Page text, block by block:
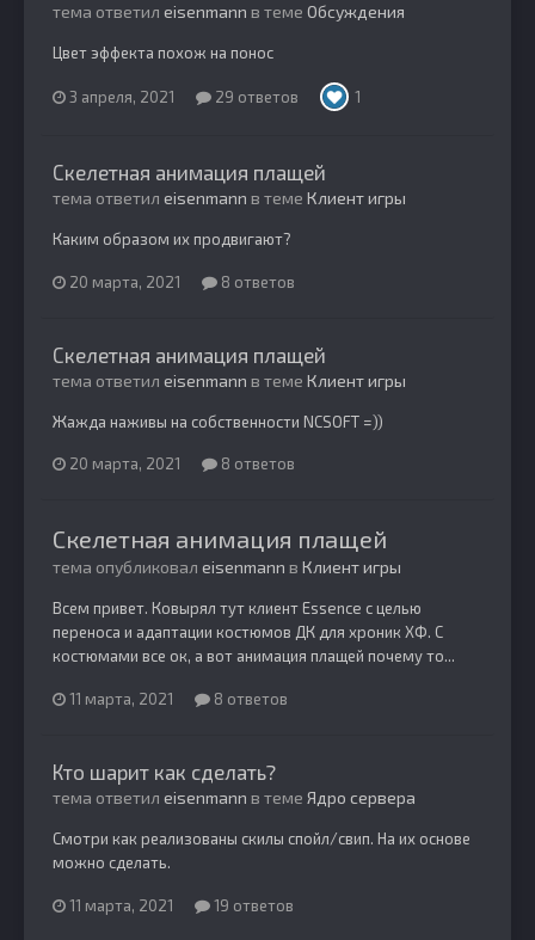
тема ответил eisenmann в теме Обсуждения
Цвет эффекта похож на понос
3 апреля, 2021 29 ответов 1
Скелетная анимация плащей
тема ответил eisenmann в теме Клиент игры
Каким образом их продвигают?
20 марта, 2021 8 ответов
Скелетная анимация плащей
тема ответил eisenmann в теме Клиент игры
Жажда наживы на собственности NCSOFT =))
20 марта, 2021 8 ответов
Скелетная анимация плащей
тема опубликовал eisenmann в Клиент игры
Всем привет. Ковырял тут клиент Essence с целью
переноса и адаптации костюмов ДК для хроник ХФ. С
костюмами все ок, а вот анимация плащей почему то...
11 марта, 2021 8 ответов
Кто шарит как сделать?
тема ответил eisenmann в теме Ядро сервера
Смотри как реализованы скилы спойл/свип. На их основе
можно сделать.
11 марта, 2021 19 ответов